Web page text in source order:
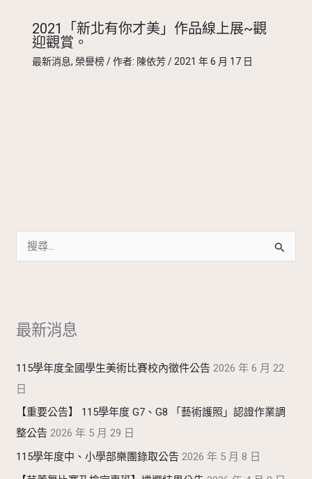
2021「新北有你才美」作品線上展~觀
迎觀賞。
最新消息, 榮譽榜/ 作者: 陳依芳/2021 年 6 月 17 日
字
最新消息
115學年度全國學生美術比賽校內徵件公告 2026 年 6 月 22
日
【重要公告】 115學年度 G7、G8 「藝術護照」認證作業調
整公告 2026 年 5 月 29 日
115學年度中、小學部樂團錄取公告 2026 年 5 月 8 日